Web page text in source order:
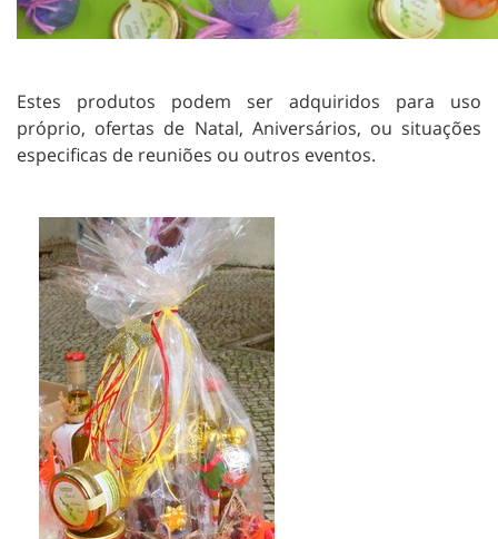
Estes produtos podem ser adquiridos para uso
próprio, ofertas de Natal, Aniversários, ou situações
especificas de reuniões ou outros eventos.